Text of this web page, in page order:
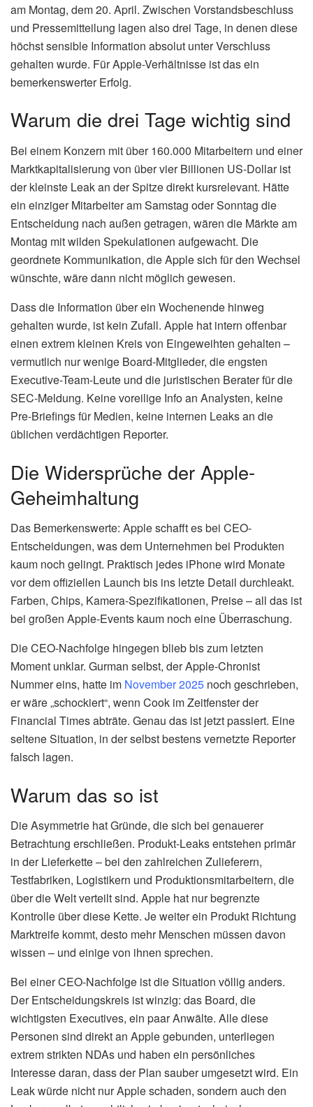
am Montag, dem 20. April. Zwischen Vorstandsbeschluss
und Pressemitteilung lagen also drei Tage, in denen diese
höchst sensible Information absolut unter Verschluss
gehalten wurde. Für Apple-Verhältnisse ist das ein
bemerkenswerter Erfolg.
Warum die drei Tage wichtig sind
Bei einem Konzern mit über 160.000 Mitarbeitern und einer
Marktkapitalisierung von über vier Billionen US-Dollar ist
der kleinste Leak an der Spitze direkt kursrelevant. Hätte
ein einziger Mitarbeiter am Samstag oder Sonntag die
Entscheidung nach außen getragen, wären die Märkte am
Montag mit wilden Spekulationen aufgewacht. Die
geordnete Kommunikation, die Apple sich für den Wechsel
wünschte, wäre dann nicht möglich gewesen.
Dass die Information über ein Wochenende hinweg
gehalten wurde, ist kein Zufall. Apple hat intern offenbar
einen extrem kleinen Kreis von Eingeweihten gehalten –
vermutlich nur wenige Board-Mitglieder, die engsten
Executive-Team-Leute und die juristischen Berater für die
SEC-Meldung. Keine voreilige Info an Analysten, keine
Pre-Briefings für Medien, keine internen Leaks an die
üblichen verdächtigen Reporter.
Die Widersprüche der Apple-
Geheimhaltung
Das Bemerkenswerte: Apple schafft es bei CEO-
Entscheidungen, was dem Unternehmen bei Produkten
kaum noch gelingt. Praktisch jedes iPhone wird Monate
vor dem offiziellen Launch bis ins letzte Detail durchleakt.
Farben, Chips, Kamera-Spezifikationen, Preise – all das ist
bei großen Apple-Events kaum noch eine Überraschung.
Die CEO-Nachfolge hingegen blieb bis zum letzten
Moment unklar. Gurman selbst, der Apple-Chronist
Nummer eins, hatte im November 2025 noch geschrieben,
er wäre „schockiert“, wenn Cook im Zeitfenster der
Financial Times abträte. Genau das ist jetzt passiert. Eine
seltene Situation, in der selbst bestens vernetzte Reporter
falsch lagen.
Warum das so ist
Die Asymmetrie hat Gründe, die sich bei genauerer
Betrachtung erschließen. Produkt-Leaks entstehen primär
in der Lieferkette – bei den zahlreichen Zulieferern,
Testfabriken, Logistikern und Produktionsmitarbeitern, die
über die Welt verteilt sind. Apple hat nur begrenzte
Kontrolle über diese Kette. Je weiter ein Produkt Richtung
Marktreife kommt, desto mehr Menschen müssen davon
wissen – und einige von ihnen sprechen.
Bei einer CEO-Nachfolge ist die Situation völlig anders.
Der Entscheidungskreis ist winzig: das Board, die
wichtigsten Executives, ein paar Anwälte. Alle diese
Personen sind direkt an Apple gebunden, unterliegen
extrem strikten NDAs und haben ein persönliches
Interesse daran, dass der Plan sauber umgesetzt wird. Ein
Leak würde nicht nur Apple schaden, sondern auch den